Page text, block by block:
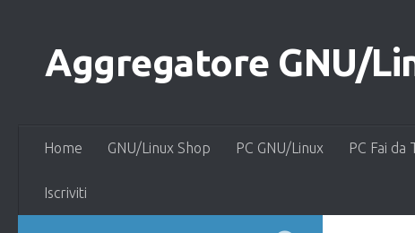
Aggregatore GNU/
Home GNU/Linux Shop PC GNU/Linux PC Fai da
Iscriviti